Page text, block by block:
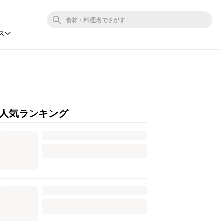
人気ランキング